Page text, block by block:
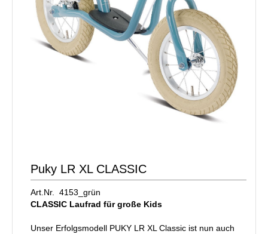
Puky LR XL CLASSIC
Art.Nr. 4153_grün
CLASSIC Laufrad für große Kids
Unser Erfolgsmodell PUKY LR XL Classic ist nun auch